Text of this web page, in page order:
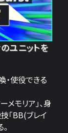
ユニットを
・使役できる
モリア」、身
「BB(ブレイ